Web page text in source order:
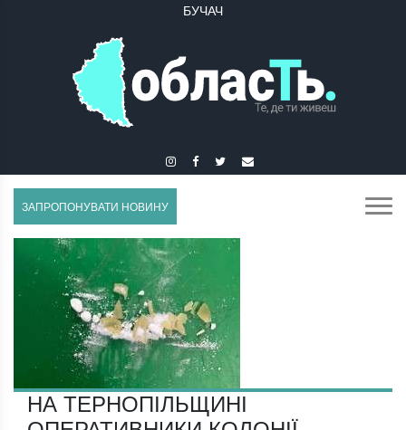
ЗАПРОПОНУВАТИ НОВИНУ
НА ТЕРНОПІЛЬЩИНІ